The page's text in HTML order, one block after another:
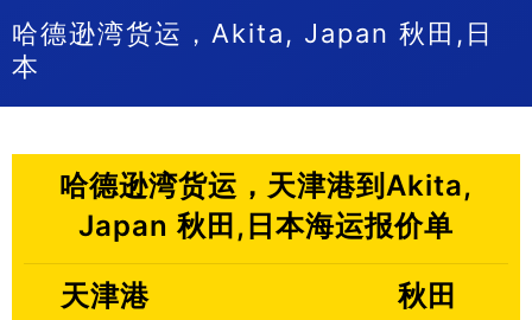
哈德逊湾货运，Akita, Japan 秋田,日
本
哈德逊湾货运，天津港到Akita,
Japan 秋田,日本海运报价单
天津港 秋田